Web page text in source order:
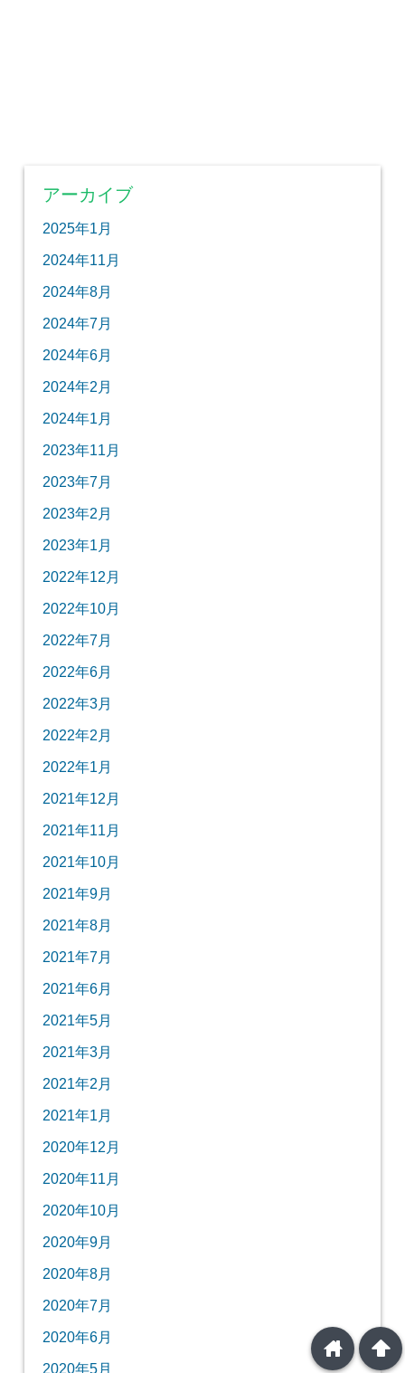
アーカイブ
2025年1月
2024年11月
2024年8月
2024年7月
2024年6月
2024年2月
2024年1月
2023年11月
2023年7月
2023年2月
2023年1月
2022年12月
2022年10月
2022年7月
2022年6月
2022年3月
2022年2月
2022年1月
2021年12月
2021年11月
2021年10月
2021年9月
2021年8月
2021年7月
2021年6月
2021年5月
2021年3月
2021年2月
2021年1月
2020年12月
2020年11月
2020年10月
2020年9月
2020年8月
2020年7月
2020年6月
2020年5月
arrowup
home